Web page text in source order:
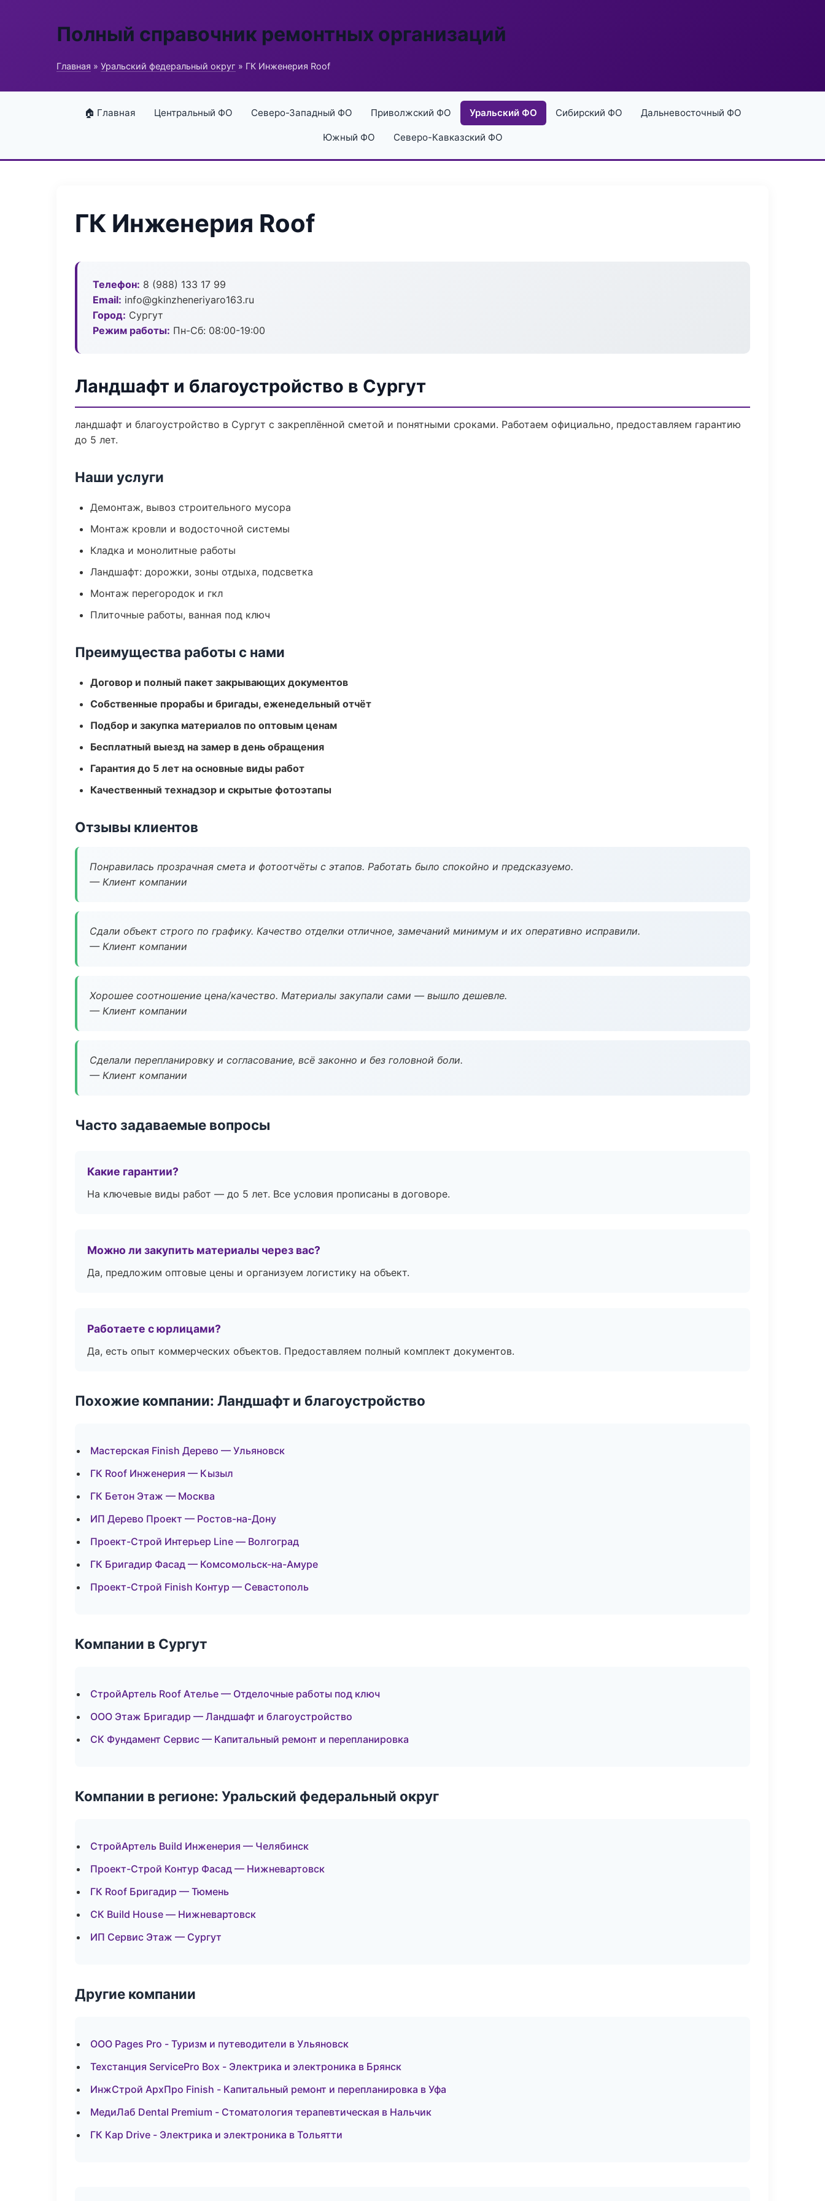
Полный справочник ремонтных организаций
Главная » Уральский федеральный округ » ГК Инженерия Roof
🏠 Главная Центральный ФО Северо-Западный ФО Приволжский ФО Уральский ФО Сибирский ФО Дальневосточный ФО
Южный ФО Северо-Кавказский ФО
ГК Инженерия Roof
Телефон: 8 (988) 133 17 99
Email: info@gkinzheneriyaro163.ru
Город: Сургут
Режим работы: Пн-Сб: 08:00-19:00
Ландшафт и благоустройство в Сургут
ландшафт и благоустройство в Сургут с закреплённой сметой и понятными сроками. Работаем официально, предоставляем гарантию
до 5 лет.
Наши услуги
Демонтаж, вывоз строительного мусора
Монтаж кровли и водосточной системы
Кладка и монолитные работы
Ландшафт: дорожки, зоны отдыха, подсветка
Монтаж перегородок и гкл
Плиточные работы, ванная под ключ
Преимущества работы с нами
Договор и полный пакет закрывающих документов
Собственные прорабы и бригады, еженедельный отчёт
Подбор и закупка материалов по оптовым ценам
Бесплатный выезд на замер в день обращения
Гарантия до 5 лет на основные виды работ
Качественный технадзор и скрытые фотоэтапы
Отзывы клиентов
Понравилась прозрачная смета и фотоотчёты с этапов. Работать было спокойно и предсказуемо.
— Клиент компании
Сдали объект строго по графику. Качество отделки отличное, замечаний минимум и их оперативно исправили.
— Клиент компании
Хорошее соотношение цена/качество. Материалы закупали сами — вышло дешевле.
— Клиент компании
Сделали перепланировку и согласование, всё законно и без головной боли.
— Клиент компании
Часто задаваемые вопросы
Какие гарантии?
На ключевые виды работ — до 5 лет. Все условия прописаны в договоре.
Можно ли закупить материалы через вас?
Да, предложим оптовые цены и организуем логистику на объект.
Работаете с юрлицами?
Да, есть опыт коммерческих объектов. Предоставляем полный комплект документов.
Похожие компании: Ландшафт и благоустройство
Мастерская Finish Дерево — Ульяновск
ГК Roof Инженерия — Кызыл
ГК Бетон Этаж — Москва
ИП Дерево Проект — Ростов-на-Дону
Проект-Строй Интерьер Line — Волгоград
ГК Бригадир Фасад — Комсомольск-на-Амуре
Проект-Строй Finish Контур — Севастополь
Компании в Сургут
СтройАртель Roof Ателье — Отделочные работы под ключ
ООО Этаж Бригадир — Ландшафт и благоустройство
СК Фундамент Сервис — Капитальный ремонт и перепланировка
Компании в регионе: Уральский федеральный округ
СтройАртель Build Инженерия — Челябинск
Проект-Строй Контур Фасад — Нижневартовск
ГК Roof Бригадир — Тюмень
СК Build House — Нижневартовск
ИП Сервис Этаж — Сургут
Другие компании
ООО Pages Pro - Туризм и путеводители в Ульяновск
Техстанция ServicePro Box - Электрика и электроника в Брянск
ИнжСтрой АрхПро Finish - Капитальный ремонт и перепланировка в Уфа
МедиЛаб Dental Premium - Стоматология терапевтическая в Нальчик
ГК Кар Drive - Электрика и электроника в Тольятти